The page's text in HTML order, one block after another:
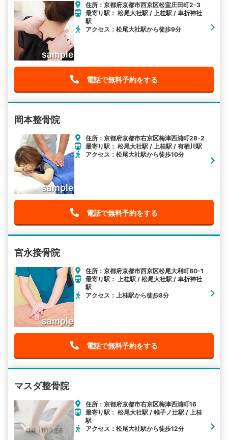
住所：京都府京都市西京区松室庄田町2-3
最寄り駅： 松尾大社駅 / 上桂駅 / 車折神社
駅
アクセス：松尾大社駅から徒歩9分
電話で無料予約をする
岡本整骨院
住所：京都府京都市右京区梅津西浦町28-2
最寄り駅： 松尾大社駅 / 上桂駅 / 有栖川駅
アクセス：松尾大社駅から徒歩10分
電話で無料予約をする
宮永接骨院
住所：京都府京都市西京区松尾大利町80-1
最寄り駅： 上桂駅 / 松尾大社駅 / 車折神社
駅
アクセス：上桂駅から徒歩8分
電話で無料予約をする
マスダ整骨院
住所：京都府京都市右京区梅津西浦町16
最寄り駅： 松尾大社駅 / 帷子ノ辻駅 / 上桂
駅
アクセス：松尾大社駅から徒歩12分